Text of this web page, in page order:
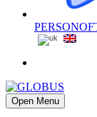
Open Menu